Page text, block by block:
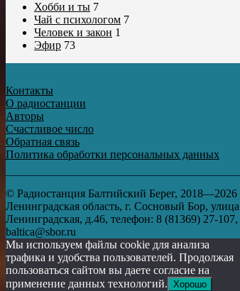
Хобби и ты 7
Чай с психологом 7
Человек и закон 1
Эфир 73
Контакты
О радиостанции
Авторы
Счастливое число
Обратная связь
Политика обработки персональных данных
© Радиостанция Балтийский Берег, 2018—2026
Ленинградская область, г. Сосновый Бор, улица
Ленинградская, д.46, телефон: 8 (81369) 27-107,
baltica@sbor.ru
Мы используем файлы cookie для анализа
трафика и удобства пользователей. Продолжая
пользоваться сайтом вы даете согласие на
применение данных технологий. Хорошо